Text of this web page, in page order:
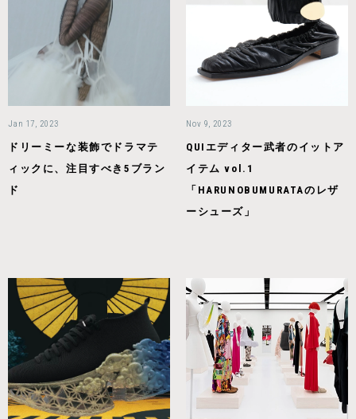
Jan 17, 2023
ドリーミーな装飾でドラマテ
ィックに、注目すべき5ブラン
ド
Nov 9, 2023
QUIエディター武者のイットア
イテム vol.1
「HARUNOBUMURATAのレザ
ーシューズ」